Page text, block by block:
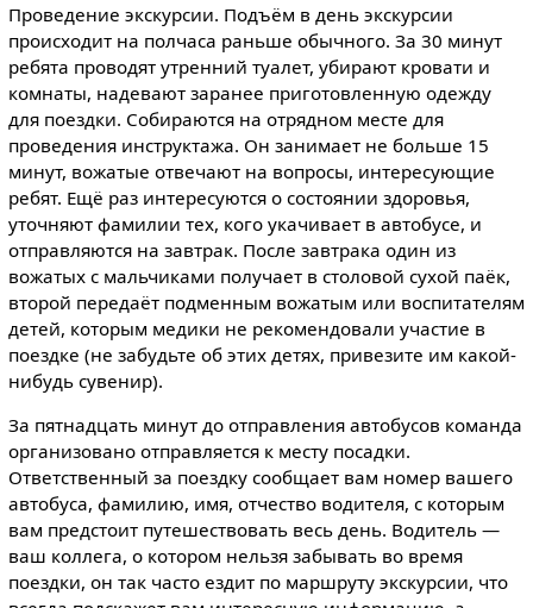
Проведение экскурсии. Подъём в день экскурсии
происходит на полчаса раньше обычного. За 30 минут
ребята проводят утренний туалет, убирают кровати и
комнаты, надевают заранее приготовленную одежду
для поездки. Собираются на отрядном месте для
проведения инструктажа. Он занимает не больше 15
минут, вожатые отвечают на вопросы, интересующие
ребят. Ещё раз интересуются о состоянии здоровья,
уточняют фамилии тех, кого укачивает в автобусе, и
отправляются на завтрак. После завтрака один из
вожатых с мальчиками получает в столовой сухой паёк,
второй передаёт подменным вожатым или воспитателям
детей, которым медики не рекомендовали участие в
поездке (не забудьте об этих детях, привезите им какой-
нибудь сувенир).
За пятнадцать минут до отправления автобусов команда
организовано отправляется к месту посадки.
Ответственный за поездку сообщает вам номер вашего
автобуса, фамилию, имя, отчество водителя, с которым
вам предстоит путешествовать весь день. Водитель —
ваш коллега, о котором нельзя забывать во время
поездки, он так часто ездит по маршруту экскурсии, что